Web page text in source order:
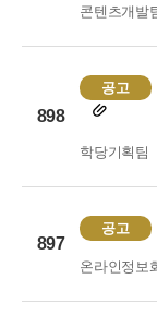
콘텐츠개발
898
공고
학당기획팀
897
공고
온라인정보